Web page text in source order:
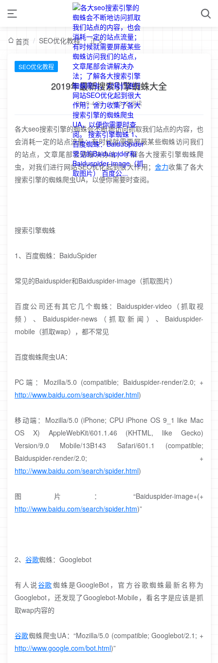
首页 / SEO优化教程 / 正文
SEO优化教程
2019年最新搜索引擎蜘蛛大全
2019-4-22 / 14342 阅读
各大seo搜索引擎的蜘蛛会不断地访问抓取我们站点的内容，也
会消耗一定的站点流量；有时候就需要屏蔽某些蜘蛛访问我们
的站点，文章尾部会讲解决办法；了解各大搜索引擎蜘蛛爬
虫，对我们进行网站SEO优化起到很大作用；舍力收集了各大
搜索引擎的蜘蛛爬虫UA，以便你需要时查阅。
搜索引擎蜘蛛
1、百度蜘蛛：BaiduSpider
常见的Baiduspider和Baiduspider-image（抓取图片）
百度公司还有其它几个蜘蛛：Baiduspider-video（抓取视
频）、Baiduspider-news（抓取新闻）、Baiduspider-
mobile（抓取wap），都不常见
百度蜘蛛爬虫UA：
PC端：Mozilla/5.0 (compatible; Baiduspider-render/2.0; +
http://www.baidu.com/search/spider.html)
移动端：Mozilla/5.0 (iPhone; CPU iPhone OS 9_1 like Mac
OS X) AppleWebKit/601.1.46 (KHTML, like Gecko)
Version/9.0 Mobile/13B143 Safari/601.1 (compatible;
Baiduspider-render/2.0; +
http://www.baidu.com/search/spider.html)
图片：“Baiduspider-image+(+
http://www.baidu.com/search/spider.htm)”
2、 谷歌蜘蛛：Googlebot
有人说谷歌蜘蛛是GoogleBot，官方谷歌蜘蛛最新名称为
Googlebot，还发现了Googlebot-Mobile，看名字是应该是抓
取wap内容的
谷歌蜘蛛爬虫UA：“Mozilla/5.0 (compatible; Googlebot/2.1; +
http://www.google.com/bot.html)”